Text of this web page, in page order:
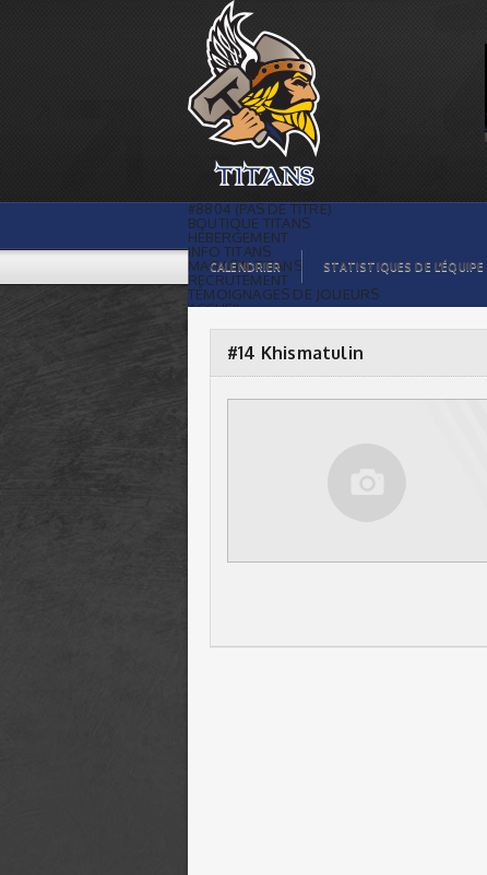
#14 Khismatulin |
#8804 (PAS DE TITRE)
BOUTIQUE TITANS
HÉBERGEMENT
INFO TITANS
MAGASIN TITANS
RECRUTEMENT
TÉMOIGNAGES DE JOUEURS
ACCUEIL
GALERIE PHOTOS
STATISTIQUES
ORGANISATION
CALENDRIER STATISTIQUES DE L’ÉQUIPE
#14 Khismatulin